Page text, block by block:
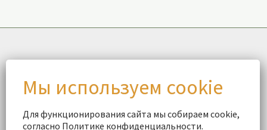
Для функционирования сайта мы собираем cookie,
согласно Политике конфиденциальности.